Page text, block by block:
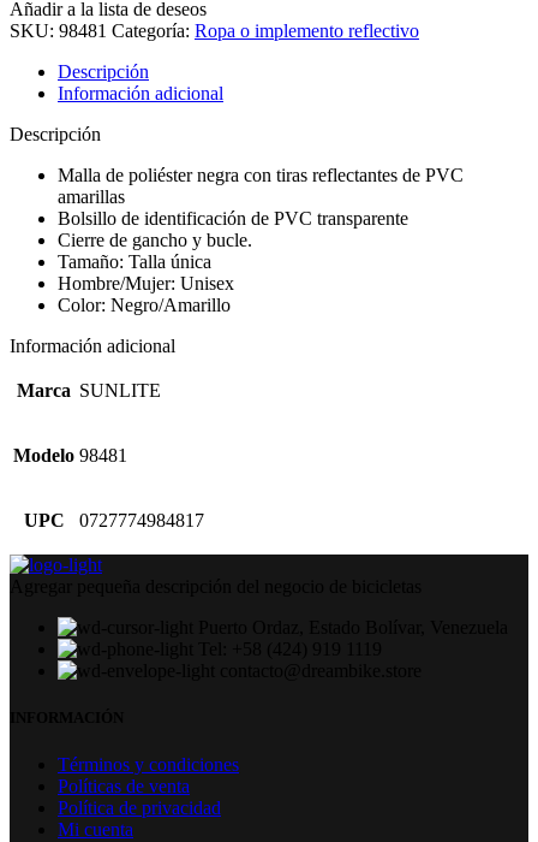
Añadir a la lista de deseos
SKU: 98481 Categoría: Ropa o implemento reflectivo
Descripción
Información adicional
Descripción
Malla de poliéster negra con tiras reflectantes de PVC
amarillas
Bolsillo de identificación de PVC transparente
Cierre de gancho y bucle.
Tamaño: Talla única
Hombre/Mujer: Unisex
Color: Negro/Amarillo
Información adicional
Marca SUNLITE
Modelo 98481
UPC 0727774984817
Términos y condiciones
Políticas de venta
Política de privacidad
Mi cuenta